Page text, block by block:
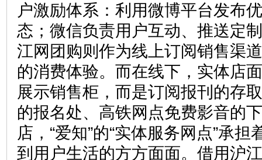
户激励体系：利用微博平台发布
态；微信负责用户互动、推送定
江网团购则作为线上订阅销售渠
的消费体验。而在线下，实体店
展示销售柜，而是订阅报刊的存
的报名处、高铁网点免费影音
店，“爱知”的“实体服务网点”承
到用户生活的方方面面。借用沪